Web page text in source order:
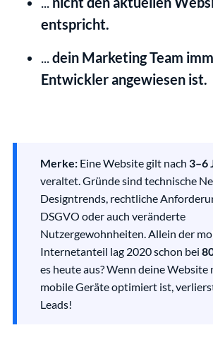
entspricht.
... dein Marketing Team
Entwickler angewiesen ist.
Merke: Eine Website gilt nach 3–6
veraltet. Gründe sind technische
Designtrends, rechtliche
DSGVO oder auch veränderte
Nutzergewohnheiten. Allein der
Internetanteil lag 2020 schon bei
es heute aus? Wenn deine Website
mobile Geräte optimiert ist,
Leads!